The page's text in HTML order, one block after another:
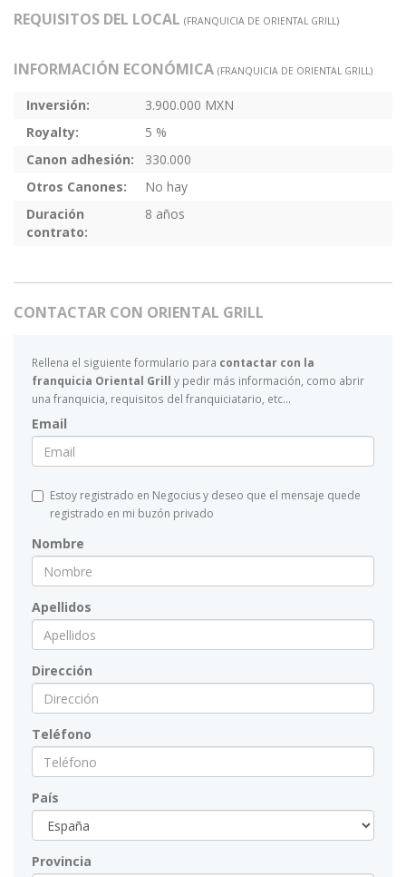
REQUISITOS DEL LOCAL (FRANQUICIA DE ORIENTAL GRILL)
INFORMACIÓN ECONÓMICA (FRANQUICIA DE ORIENTAL GRILL)
Inversión:
3.900.000 MXN
Royalty:
5 %
Canon adhesión:
330.000
Otros Canones:
No hay
Duración
contrato:
8 años
CONTACTAR CON ORIENTAL GRILL
Rellena el siguiente formulario para contactar con la
franquicia Oriental Grill y pedir más información, como abrir
una franquicia, requisitos del franquiciatario, etc...
Email
Estoy registrado en Negocius y deseo que el mensaje quede
registrado en mi buzón privado
Nombre
Apellidos
Dirección
Teléfono
País
Provincia